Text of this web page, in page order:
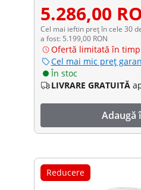
5.286,00
Cel mai ieftin preț în cele 30
a fost: 5.199,00 RON
Ofertă limitată în timp
Cel mai mic preț
În stoc
LIVRARE GRATUITĂ
Adaugă
Reducere